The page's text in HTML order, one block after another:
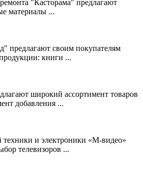
"Касторама" предлагают
материалы ...
предлагают своим покупателям
книги ...
широкий ассортимент товаров
добавления ...
и электроники «М-видео»
телевизоров ...